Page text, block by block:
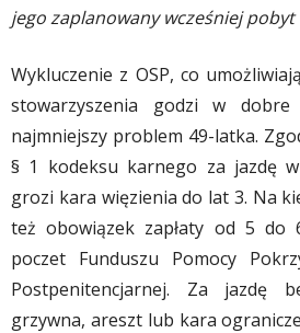
jego zaplanowany wcześniej
Wykluczenie z OSP, co
stowarzyszenia godzi w
najmniejszy problem 49-latka.
§ 1 kodeksu karnego za jazdę
grozi kara więzienia do lat 3. Na
też obowiązek zapłaty od 5 do
poczet Funduszu Pomocy
Postpenitencjarnej. Za jazdę
grzywna, areszt lub kara